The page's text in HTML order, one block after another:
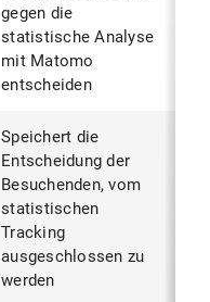
gegen die
statistische Analyse
mit Matomo
entscheiden
Speichert die
Entscheidung der
Besuchenden, vom
statistischen
Tracking
ausgeschlossen zu
werden